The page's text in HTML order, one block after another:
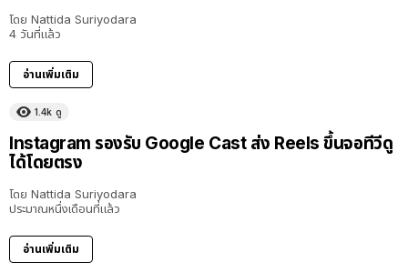
โดย Nattida Suriyodara
4 วันที่แล้ว
อ่านเพิ่มเติม
1.4k ดู
Instagram รองรับ Google Cast ส่ง Reels ขึ้นจอทีวีดู
ได้โดยตรง
โดย Nattida Suriyodara
ประมาณหนึ่งเดือนที่แล้ว
อ่านเพิ่มเติม